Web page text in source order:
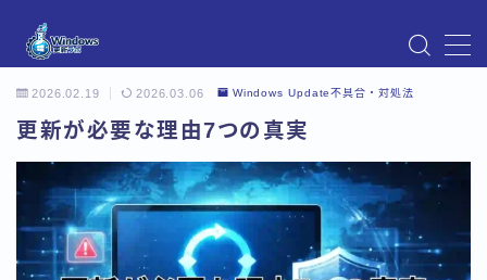
Instagram
Windows Updateの不具合・エラー対処法まとめ
Windows Update不具合・対処法
アクセス
お問い合わせ
デモプリセット記事 Part07
2026.02.19 2026.03.06 Windows Update不具合・対処法
更新が必要な理由7つの真実